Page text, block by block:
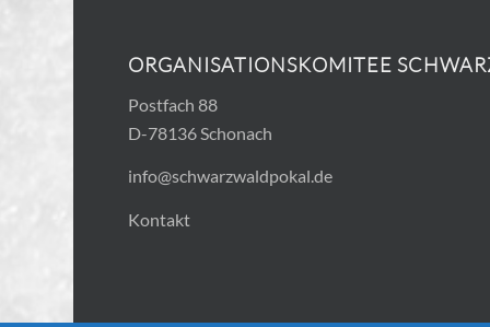
ORGANISATIONSKOMITEE
Postfach 88
D-78136 Schonach
info@schwarzwaldpokal.de
Kontakt